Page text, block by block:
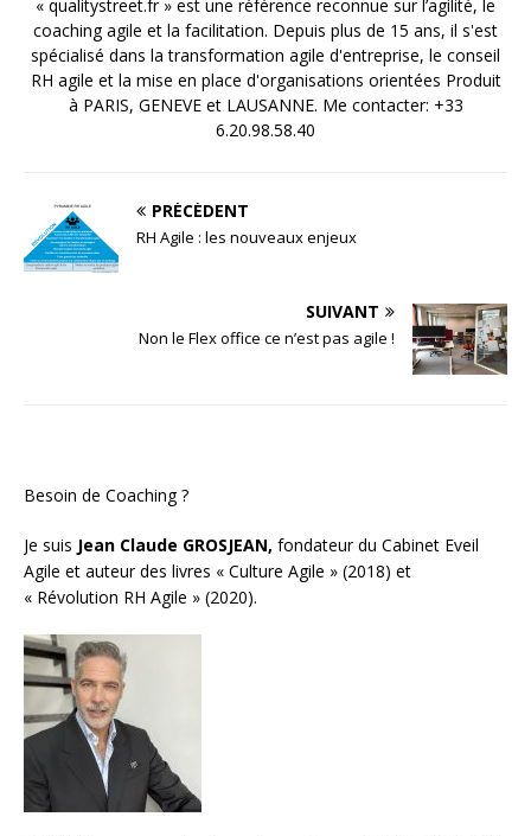
« qualitystreet.fr » est une référence reconnue sur l’agilité, le
coaching agile et la facilitation. Depuis plus de 15 ans, il s'est
spécialisé dans la transformation agile d'entreprise, le conseil
RH agile et la mise en place d'organisations orientées Produit
à PARIS, GENEVE et LAUSANNE. Me contacter: +33
6.20.98.58.40
PRÉCÉDENT
RH Agile : les nouveaux enjeux
SUIVANT
Non le Flex office ce n’est pas agile !
Besoin de Coaching ?
Je suis Jean Claude GROSJEAN, fondateur du Cabinet Eveil
Agile et auteur des livres « Culture Agile » (2018) et
« Révolution RH Agile » (2020).